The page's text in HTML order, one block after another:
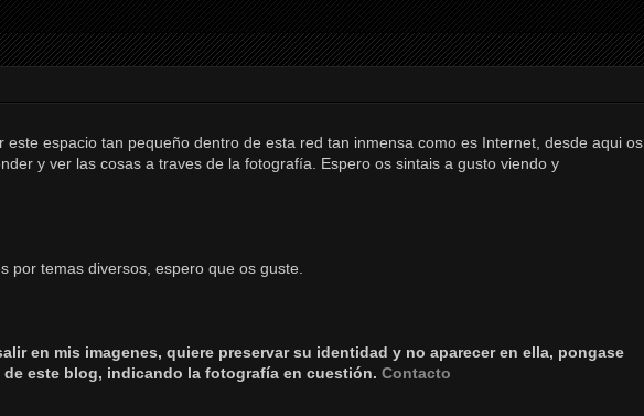
este espacio tan pequeño dentro de esta red tan inmensa como es Internet, desde aqui os
y ver las cosas a traves de la fotografía. Espero os sintais a gusto viendo y
por temas diversos, espero que os guste.
en mis imagenes, quiere preservar su identidad y no aparecer en ella, pongase
este blog, indicando la fotografía en cuestión. Contacto